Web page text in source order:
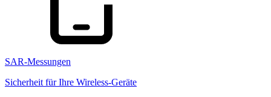
SAR-Messungen
Sicherheit für Ihre Wireless-Geräte